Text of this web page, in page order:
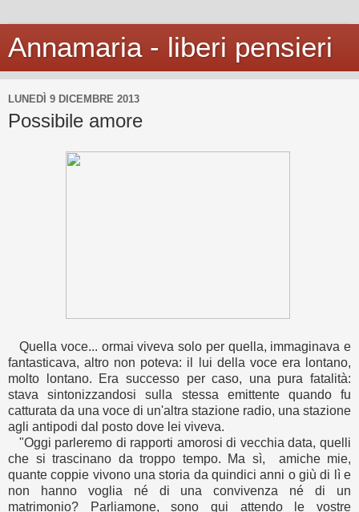
Annamaria - liberi pensieri
LUNEDÌ 9 DICEMBRE 2013
Possibile amore
Quella voce... ormai viveva solo per quella, immaginava e
fantasticava, altro non poteva: il lui della voce era lontano,
molto lontano. Era successo per caso, una pura fatalità:
stava sintonizzandosi sulla stessa emittente quando fu
catturata da una voce di un'altra stazione radio, una stazione
agli antipodi dal posto dove lei viveva.
"Oggi parleremo di rapporti amorosi di vecchia data, quelli
che si trascinano da troppo tempo. Ma sì, amiche mie,
quante coppie vivono una storia da quindici anni o giù di lì e
non hanno voglia né di una convivenza né di un
matrimonio? Parliamone, sono qui attendo le vostre